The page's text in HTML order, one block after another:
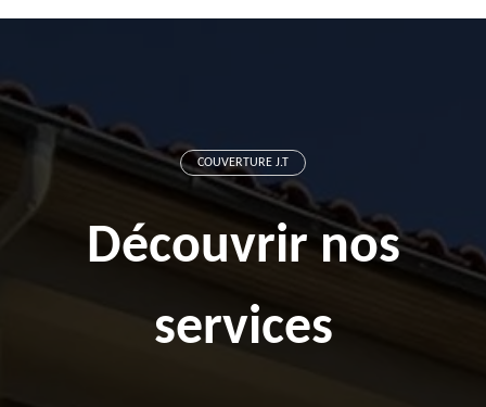
COUVERTURE J.T
Découvrir nos
services